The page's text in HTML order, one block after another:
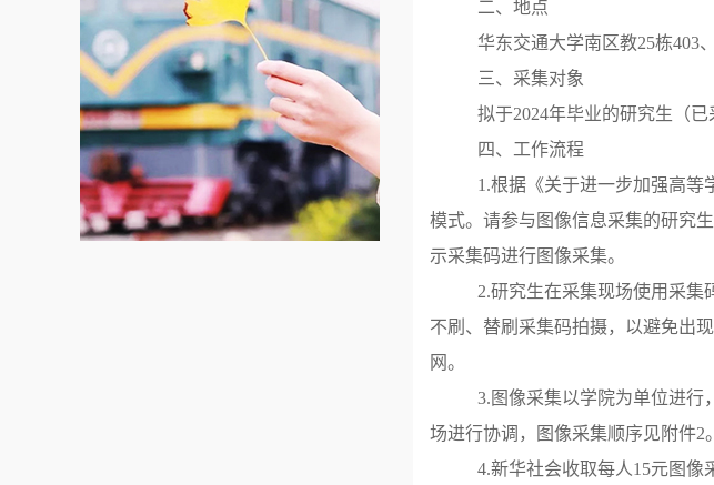
二、地点
华东交通大学南区教25栋403
三、采集对象
拟于2024年毕业的研究生（已
四、工作流程
1.根据《关于进一步加强高等
模式。请参与图像信息采集的研究
示采集码进行图像采集。
2.研究生在采集现场使用采集
不刷、替刷采集码拍摄，以避免出
网。
3.图像采集以学院为单位进行
场进行协调，图像采集顺序见附件2。
4.新华社会收取每人15元图像